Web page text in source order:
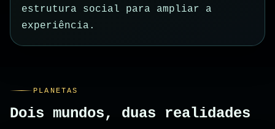
estrutura social para ampliar a
experiência.
PLANETAS
Dois mundos, duas realidades